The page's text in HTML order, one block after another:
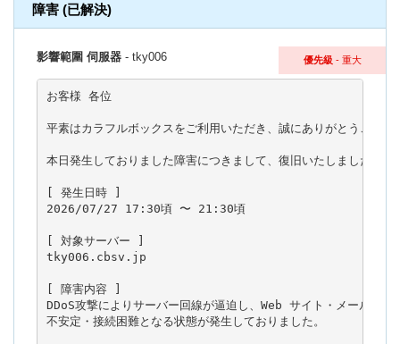
障害 (已解決)
優先級 - 重大
影響範圍 伺服器 - tky006
お客様 各位
平素はカラフルボックスをご利用いただき、誠にありがとうござい
本日発生しておりました障害につきまして、復旧いたしましたので
[ 発生日時 ]
2026/07/27 17:30頃 〜 21:30頃
[ 対象サーバー ]
tky006.cbsv.jp
[ 障害内容 ]
DDoS攻撃によりサーバー回線が逼迫し、Web サイト・メール等へ
不安定・接続困難となる状態が発生しておりました。